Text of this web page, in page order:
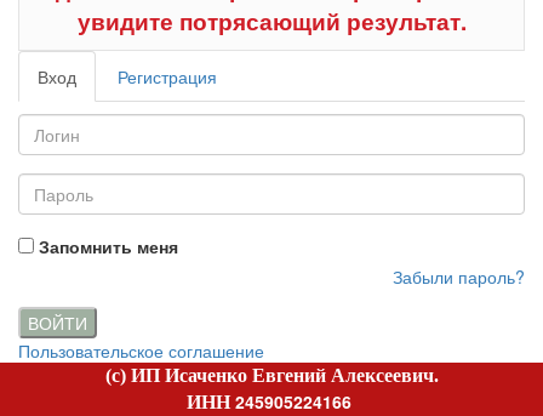
увидите потрясающий результат.
Вход Регистрация
Запомнить меня
Забыли пароль?
ВОЙТИ
Пользовательское соглашение
(c) ИП Исаченко Евгений Алексеевич.
ИНН245905224166